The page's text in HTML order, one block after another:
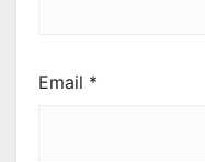
Email *